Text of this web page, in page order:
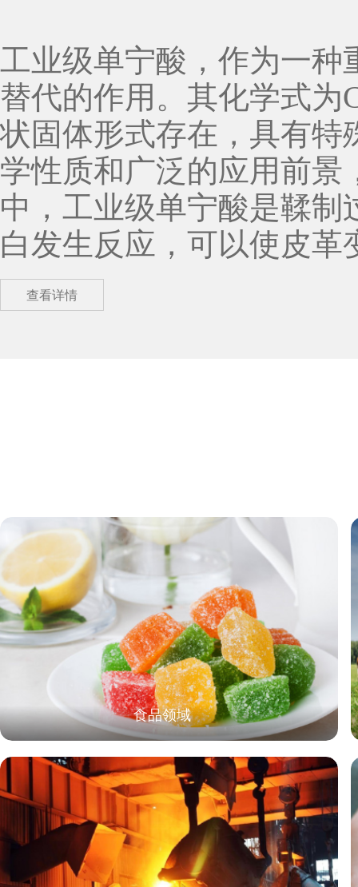
工业级单宁酸，作为一种
替代的作用。其化学式为
状固体形式存在，具有特
学性质和广泛的应用前景，受到
中，工业级单宁酸是鞣
白发生反应，可以使皮
制作高档皮鞋、手袋，还
宁酸的帮助。 此外，在食品工业中，工业级单宁酸同样发挥着重要作用。它
以用于制备某些药物或
属离子的沉淀剂和络合剂。 然而，需要注意的是，工业级单宁酸在某
下可能表现出不稳定性。
不兼容，可能会发生化学
时，需要特别注意避免
和安全性。 综上所述，工业级单宁酸作为一种多功能化合物，在皮革、食
品、化工、医药等多个领
人们对单宁酸性质的深入
步扩大，为工业生产带来
和兼容性问题，确保在使
查看详情
食品领域